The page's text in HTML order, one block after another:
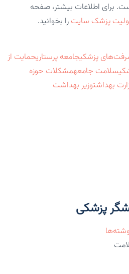
برای اطلاعات بیشتر، صفحه
پزشک سایت را بخوانید.
پزشکیجامعه پرستاریحمایت از
سلامت جامعهمشکلات حوزه
بهداشتوزیر بهداشت
پزشکی